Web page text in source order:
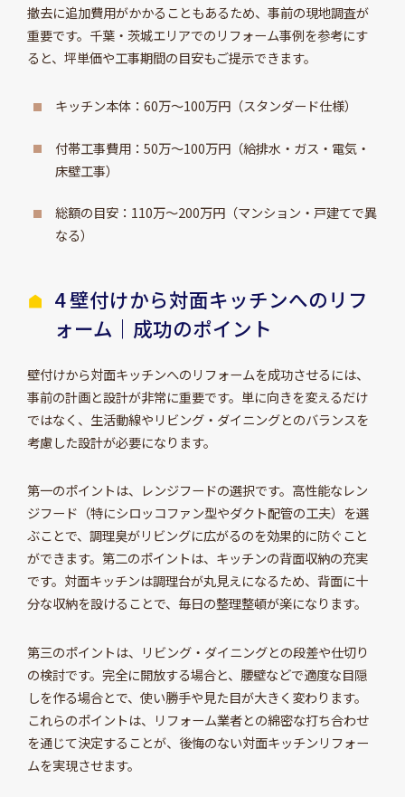
撤去に追加費用がかかることもあるため、事前の現地調査が
重要です。千葉・茨城エリアでのリフォーム事例を参考にす
ると、坪単価や工事期間の目安もご提示できます。
キッチン本体：60万～100万円（スタンダード仕様）
付帯工事費用：50万～100万円（給排水・ガス・電気・
床壁工事）
総額の目安：110万～200万円（マンション・戸建てで異
なる）
4 壁付けから対面キッチンへのリフ
ォーム｜成功のポイント
壁付けから対面キッチンへのリフォームを成功させるには、
事前の計画と設計が非常に重要です。単に向きを変えるだけ
ではなく、生活動線やリビング・ダイニングとのバランスを
考慮した設計が必要になります。
第一のポイントは、レンジフードの選択です。高性能なレン
ジフード（特にシロッコファン型やダクト配管の工夫）を選
ぶことで、調理臭がリビングに広がるのを効果的に防ぐこと
ができます。第二のポイントは、キッチンの背面収納の充実
です。対面キッチンは調理台が丸見えになるため、背面に十
分な収納を設けることで、毎日の整理整頓が楽になります。
第三のポイントは、リビング・ダイニングとの段差や仕切り
の検討です。完全に開放する場合と、腰壁などで適度な目隠
しを作る場合とで、使い勝手や見た目が大きく変わります。
これらのポイントは、リフォーム業者との綿密な打ち合わせ
を通じて決定することが、後悔のない対面キッチンリフォー
ムを実現させます。